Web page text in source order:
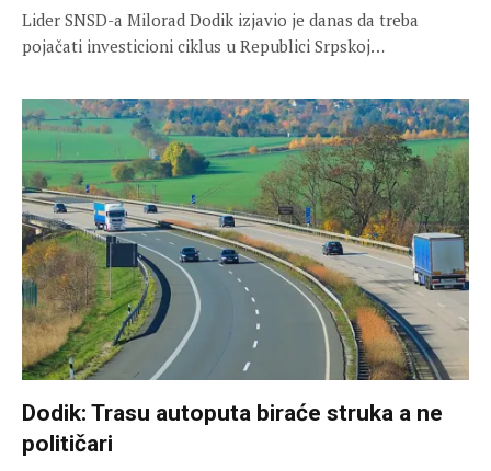
Lider SNSD-a Milorad Dodik izjavio je danas da treba
pojačati investicioni ciklus u Republici Srpskoj…
Dodik: Trasu autoputa biraće struka a ne
političari